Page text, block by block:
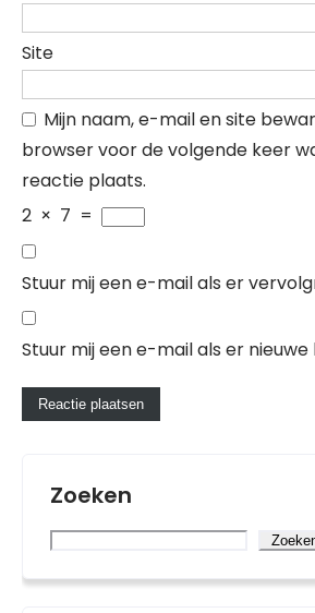
Site
Mijn naam, e-mail en site
browser voor de volgende keer
reactie plaats.
2 × 7 =
Stuur mij een e-mail als er
Stuur mij een e-mail als er nieuwe
Zoeken